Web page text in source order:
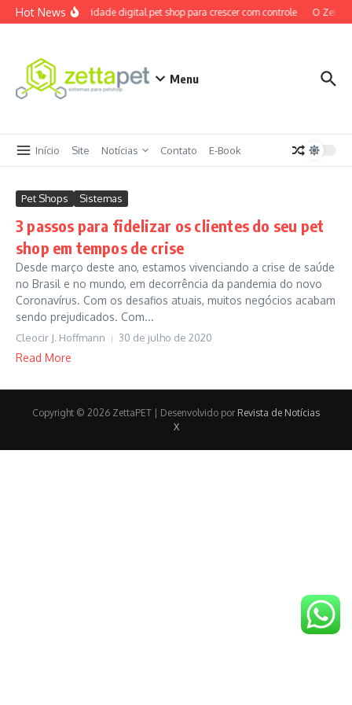
Ir para o conteúdo
Hot NewsMaturidade digital pet shop para crescer com controle O
Menu
Início Site Notícias Contato E-Book
Pet Shops Sistemas
3 passos para fidelizar os clientes do seu pet
shop em tempos de crise
Desde março deste ano, estamos vivenciando a crise de saúde
no Brasil e no mundo, em decorrência da pandemia do novo
Coronavírus. Com os desafios atuais, muitos negócios acabam
sendo prejudicados. Com...
Cleocir J. Hoffmann 30 de julho de 2020
Read More
Copyright © 2026 ZettaPET | Desenvolvido por Revista de Notícias
X